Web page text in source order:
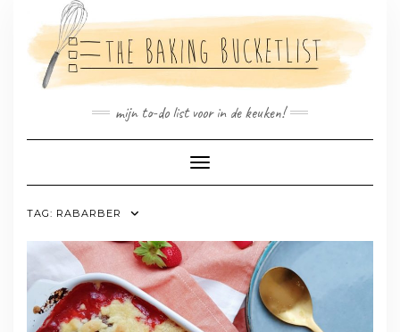
inhoud
mijn to-do list voor in de keuken!
Toggle navigatie
TAG: RABARBER